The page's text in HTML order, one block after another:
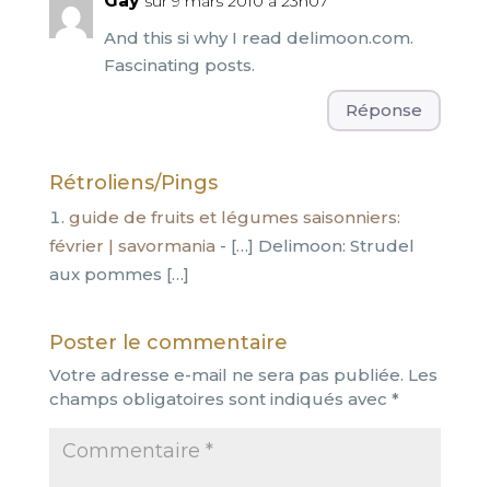
And this si why I read delimoon.com.
Fascinating posts.
Réponse
Rétroliens/Pings
guide de fruits et légumes saisonniers:
février | savormania - […] Delimoon: Strudel
aux pommes […]
Poster le commentaire
Votre adresse e-mail ne sera pas publiée. Les
champs obligatoires sont indiqués avec *